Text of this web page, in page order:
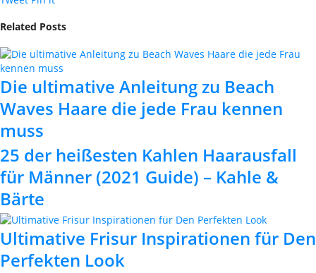
Related Posts
Die ultimative Anleitung zu Beach
Waves Haare die jede Frau kennen
muss
25 der heißesten Kahlen Haarausfall
für Männer (2021 Guide) – Kahle &
Bärte
Ultimative Frisur Inspirationen für Den
Perfekten Look